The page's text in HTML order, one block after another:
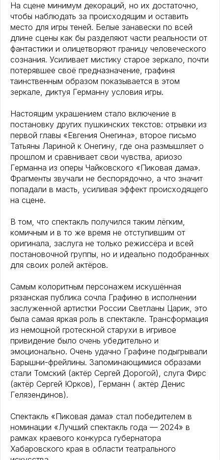
На сцене минимум декораций, но их достаточно,
чтобы наблюдать за происходящим и оставить
место для игры теней. Белые занавески по всей
длине сцены как бы разделяют части реальности от
фантастики и олицетворяют границу человеческого
сознания. Усиливает мистику старое зеркало, почти
потерявшее своё предназначение, графиня
таинственным образом показывается в этом
зеркале, диктуя Германну условия игры.
Настоящим украшением стало включение в
постановку других пушкинских текстов: отрывки из
первой главы «Евгения Онегина», второе письмо
Татьяны Лариной к Онегину, где она размышляет о
прошлом и сравнивает свои чувства, ариозо
Германна из оперы Чайковского «Пиковая дама».
Фрагменты звучали не беспорядочно, а что значит
попадали в масть, усиливая эффект происходящего
на сцене.
В том, что спектакль получился таким лёгким,
комичным и в то же время не отступившим от
оригинала, заслуга не только режиссёра и всей
постановочной группы, но и идеально подобранных
для своих ролей актёров.
Самым колоритным персонажем искушённая
рязанская публика сочла Графиню в исполнении
заслуженной артистки России Светланы Царик, это
была самая яркая роль в спектакле. Трансформация
из немощной гротескной старухи в игривое
привидение было очень убедительно и
эмоционально. Очень удачно Графине подыгрывали
Барышни-фрейлины. Запоминающимися образами
стали Томский (актёр Сергей Дорогой), слуга Фирс
(актёр Сергей Юрков), Германн ( актёр Денис
Гелязендинов).
Спектакль «Пиковая дама» стал победителем в
номинации «Лучший спектакль года — 2024» в
рамках краевого конкурса губернатора
Хабаровского края в области театрального